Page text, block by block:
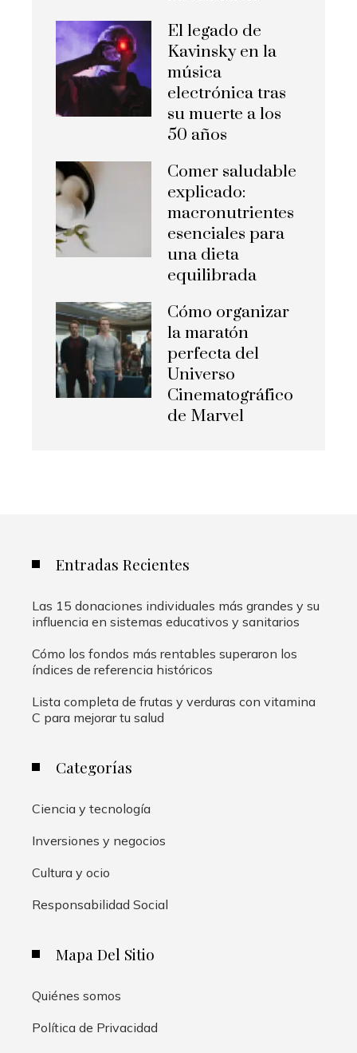
El legado de
Kavinsky en la
música
electrónica tras
su muerte a los
50 años
Comer saludable
explicado:
macronutrientes
esenciales para
una dieta
equilibrada
Cómo organizar
la maratón
perfecta del
Universo
Cinematográfico
de Marvel
Entradas Recientes
Las 15 donaciones individuales más grandes y su
influencia en sistemas educativos y sanitarios
Cómo los fondos más rentables superaron los
índices de referencia históricos
Lista completa de frutas y verduras con vitamina
C para mejorar tu salud
Categorías
Ciencia y tecnología
Inversiones y negocios
Cultura y ocio
Responsabilidad Social
Mapa Del Sitio
Quiénes somos
Política de Privacidad